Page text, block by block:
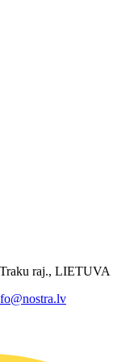
Traku raj., LIETUVA